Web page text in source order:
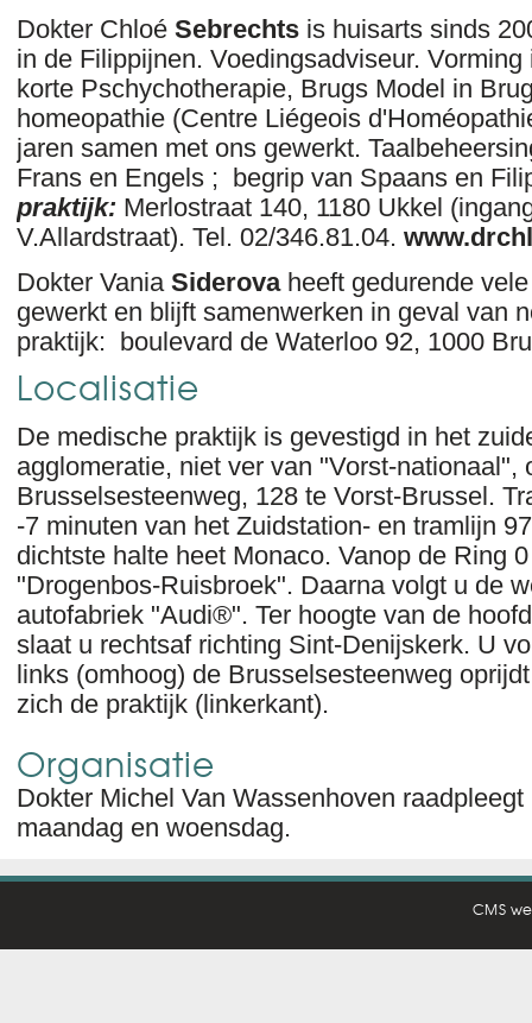
Dokter Chloé Sebrechts is huisarts sinds
in de Filippijnen. Voedingsadviseur.
korte Pschychotherapie, Brugs Model in
homeopathie (Centre Liégeois
jaren samen met ons gewerkt.
Frans en Engels ; begrip van Spaans en
praktijk: Merlostraat 140, 1180 Ukkel
V.Allardstraat). Tel. 02/346.81.04.
Dokter Vania Siderovaheeft gedurende
gewerkt en blijft samenwerken in geval van
praktijk: boulevard de Waterloo 92, 1000
Localisatie
De medische praktijk is gevestigd in het
agglomeratie, niet ver van "Vorst-nationaal",
Brusselsesteenweg, 128 te Vorst-Brussel.
-7 minuten van het Zuidstation- en tramlijn
dichtste halte heet Monaco. Vanop de Ring
"Drogenbos-Ruisbroek". Daarna volgt u de
autofabriek "Audi®". Ter hoogte van de
slaat u rechtsaf richting Sint-Denijskerk. U
links (omhoog) de Brusselsesteenweg
zich de praktijk (linkerkant).
Organisatie
Dokter Michel Van Wassenhoven
maandag en woensdag.
CMS